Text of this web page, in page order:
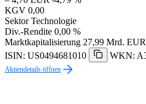
KGV 0,00
Sektor Technologie
Div.-Rendite 0,00 %
Marktkapitalisierung 27,99 Mrd. EUR
ISIN: US0494681010
WKN:
Aktiendetails öffnen